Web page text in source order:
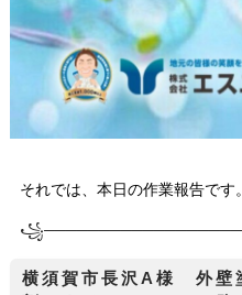
それでは、本日の作業報告で
꧁────────────
横須賀市長沢A様 外壁